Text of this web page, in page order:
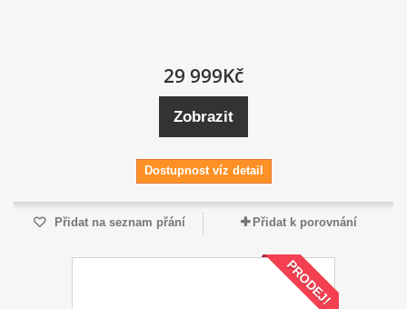
29 999Kč
Zobrazit
Dostupnost víz detail
Přidat na seznam přání Přidat k porovnání
PRODEJ!